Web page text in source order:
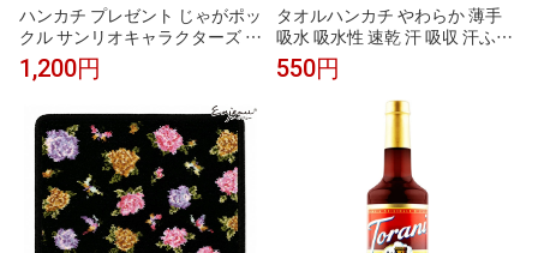
ハンカチ プレゼント じゃがポッ
クル サンリオキャラクターズ 織
ネームタオル クロミ 1枚 北海道
限定 タオル ハンカチ キティち
ゃん Sanrio キャラクター グッ
ズ お土産 プレゼント ギフト か
わいい レディース 子供 北海道
土産 父の日 【パケ】
1,200円
タオルハンカチ やわらか 薄手
吸水 吸水性 速乾 汗 吸収 汗ふき
おしゃれ 柄物 レディース 女の
子 かわいい まとめ買い 綿 綿10
0 コットン HELLOBEAR 現代百
貨 A293 Gh018
550円